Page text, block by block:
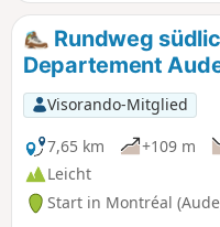
Pilgerweg nach Santiago
Compostela, mit Start im
Montréal, das für seine
Stiftskirche bekannt ist.
Markierungen
Rundweg
Departement
Visorando-Mitglied
7,65 km
+109 m
Leicht
Start in Montréal